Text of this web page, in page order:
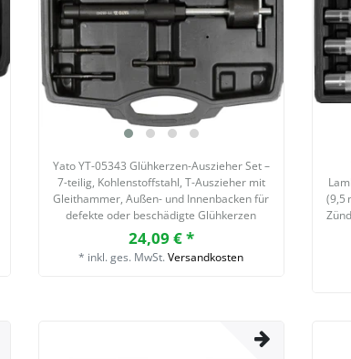
Yato YT-05343 Glühkerzen-Auszieher Set –
7-teilig, Kohlenstoffstahl, T-Auszieher mit
Gleithammer, Außen- und Innenbacken für
defekte oder beschädigte Glühkerzen
24,09 € *
* inkl. ges. MwSt. Versandkosten
(9,5